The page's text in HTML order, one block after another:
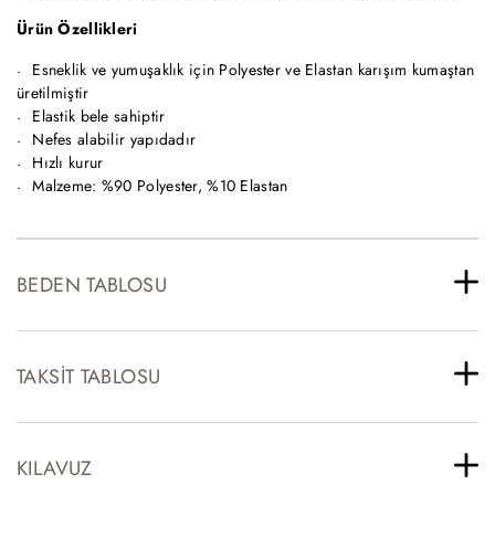
Ürün Özellikleri
Esneklik ve yumuşaklık için Polyester ve Elastan karışım kumaştan
üretilmiştir
Elastik bele sahiptir
Nefes alabilir yapıdadır
Hızlı kurur
Malzeme: %90 Polyester, %10 Elastan
BEDEN TABLOSU
TAKSIT TABLOSU
KILAVUZ